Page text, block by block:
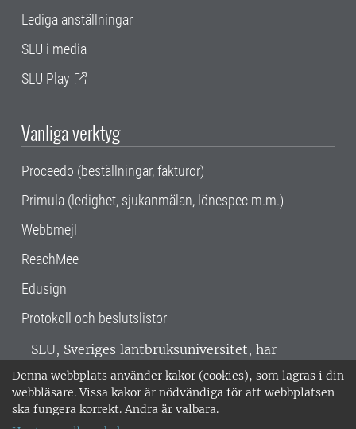
Denna webbplats använder kakor (cookies), som lagras i din
webbläsare. Vissa kakor är nödvändiga för att webbplatsen
ska fungera korrekt. Andra är valbara.
Lediga anställningar
SLU i media
SLU Play
Vanliga verktyg
Proceedo (beställningar, fakturor)
Primula (ledighet, sjukanmälan, lönespec m.m.)
Webbmejl
ReachMee
Edusign
Protokoll och beslutslistor
SLU, Sveriges lantbruksuniversitet, har
verksamhet över hela Sverige. Huvudorter är
Alnarp, Uppsala och Umeå.SLU är
miljöcertifierat enligt ISO 14001. •
018-67 10 00 • Org nr: 202100-2817 •